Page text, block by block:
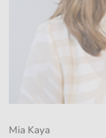
Mia Kaya